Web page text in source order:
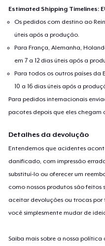
Estimated Shipping Timelines:
Os pedidos com destino ao
úteis após a produção.
Para França, Alemanha,
em 7 a 12 dias úteis após a
Para todos os outros países da
10 a 16 dias úteis após a
Para pedidos internacionais
pacotes depois que eles chegam
Detalhes da devolução
Entendemos que acidentes
danificado, com impressão
substituí-lo ou oferecer um
como nossos produtos são
aceitar devoluções ou trocas por
você simplesmente mudar de
Saiba mais sobre a nossa